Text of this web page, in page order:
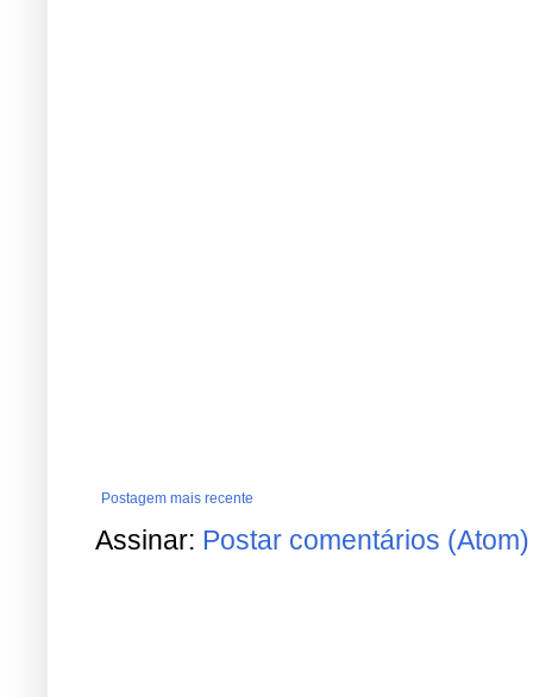
Postagem mais recente
Assinar: Postar comentários (Atom)